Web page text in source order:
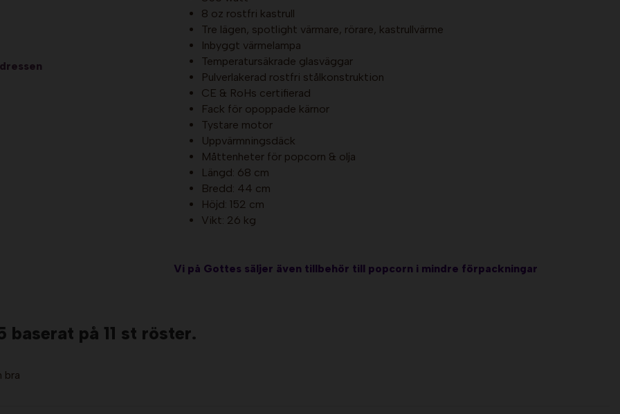
8 oz rostfri kastrull
Tre lägen, spotlight värmare, rörare, kastrullvärme
Inbyggt värmelampa
Temperatursäkrade glasväggar
Pulverlakerad rostfri stålkonstruktion
CE & RoHs certifierad
Fack för opoppade kärnor
Tystare motor
Uppvärmningsdäck
Måttenheter för popcorn & olja
Längd: 68 cm
Bredd: 44 cm
Höjd: 152 cm
Vikt: 26 kg
Vi på Gottes säljer även tillbehör till popcorn i mindre förpackningar
baserat på 11 st röster.
bra